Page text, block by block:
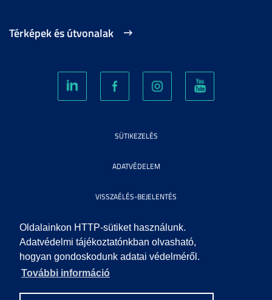
Oldalainkon HTTP-sütiket használunk.
Adatvédelmi tájékoztatónkban olvasható,
hogyan gondoskodunk adatai védelméről.
További információ
Térképek és útvonalak
SÜTIKEZELÉS
ADATVÉDELEM
VISSZAÉLÉS-BEJELENTÉS
KÖZÉRDEKŰ ADATOK
IMPRESSZUM